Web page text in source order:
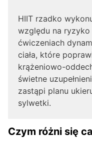
HIIT rzadko
względu na ryzyko
ćwiczeniach
ciała, które
krążeniowo-
świetne
zastąpi planu
sylwetki.
Czym różni się